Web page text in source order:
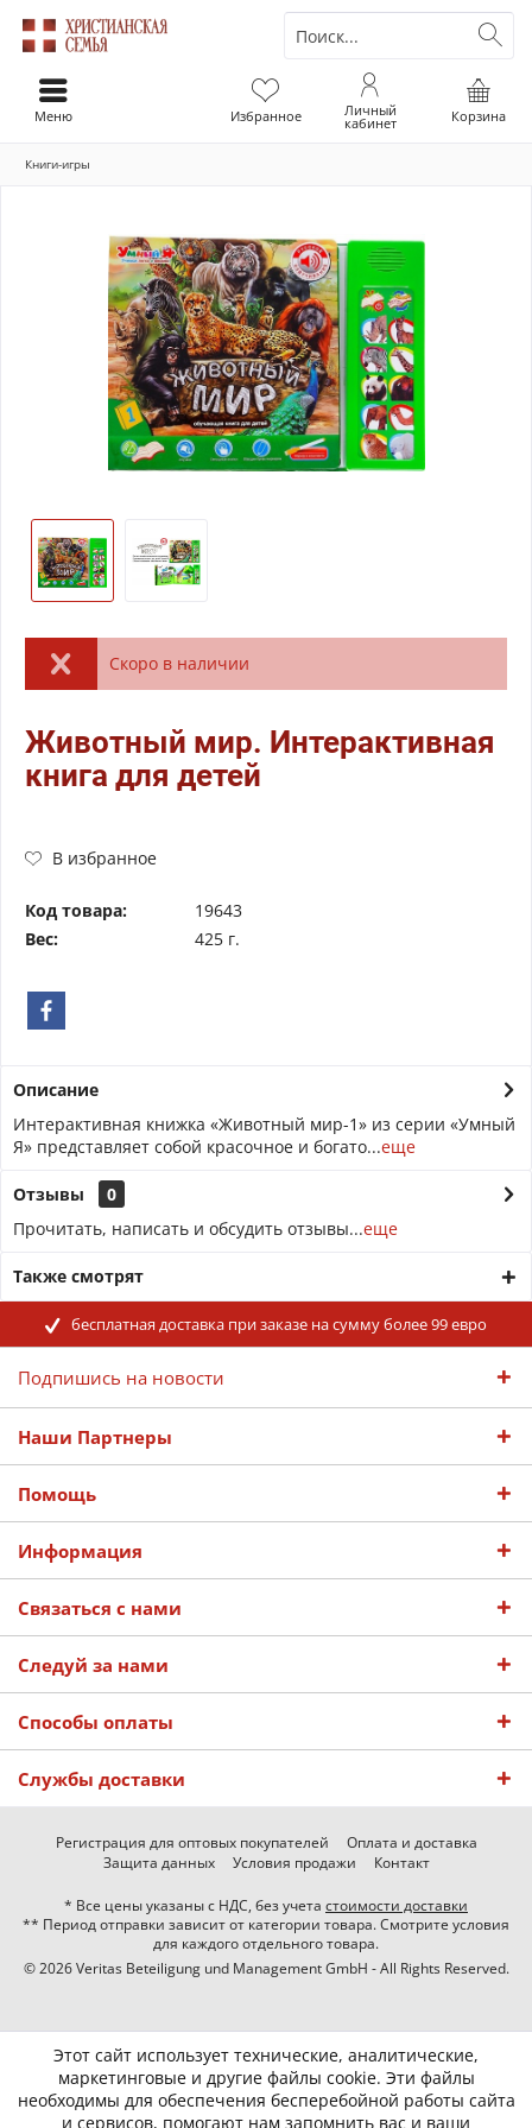
Корзина
Избранное Личный
кабинет
Меню
Книги-игры
Скоро в наличии
Животный мир. Интерактивная
книга для детей
В избранное
Код товара:
19643
Вес:
425 г.
Описание
Интерактивная книжка «Животный мир-1» из серии «Умный
Я» представляет собой красочное и богато...еще
Отзывы
0
Прочитать, написать и обсудить отзывы...еще
Также смотрят
бесплатная доставка при заказе на сумму более 99 евро
Подпишись на новости
Наши Партнеры
Помощь
Информация
Связаться с нами
Следуй за нами
Способы оплаты
Службы доставки
Регистрация для оптовых покупателей
Оплата и доставка
Защита данных
Условия продажи Контакт
* Все цены указаны с НДС, без учета стоимости доставки
** Период отправки зависит от категории товара. Смотрите условия
для каждого отдельного товара.
© 2026 Veritas Beteiligung und Management GmbH - All Rights Reserved.
Этот сайт использует технические, аналитические,
маркетинговые и другие файлы cookie. Эти файлы
необходимы для обеспечения бесперебойной работы сайта
и сервисов, помогают нам запомнить вас и ваши